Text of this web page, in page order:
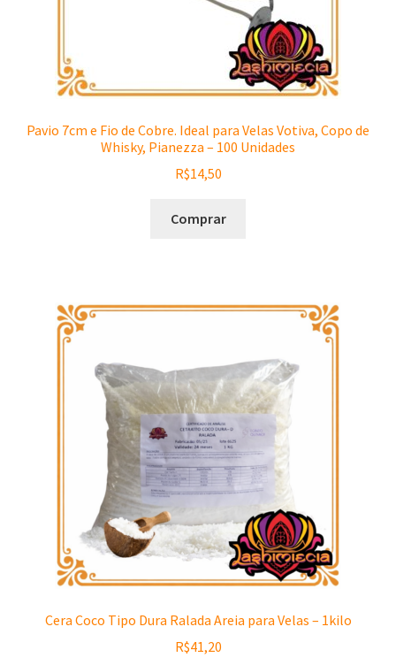
Pavio 7cm e Fio de Cobre. Ideal para Velas Votiva, Copo de
Whisky, Pianezza – 100 Unidades
R$14,50
Comprar
Cera Coco Tipo Dura Ralada Areia para Velas – 1kilo
R$41,20